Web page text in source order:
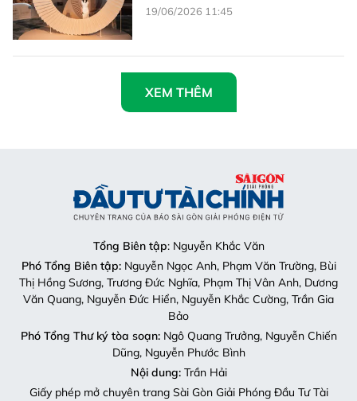
19/06/2026 11:45
XEM THÊM
Tổng Biên tập: Nguyễn Khắc Văn
Phó Tổng Biên tập:Nguyễn Ngọc Anh, Phạm Văn Trường, Bùi
Thị Hồng Sương, Trương Đức Nghĩa, Phạm Thị Vân Anh, Dương
Văn Quang, Nguyễn Đức Hiển, Nguyễn Khắc Cường, Trần Gia
Bảo
Phó Tổng Thư ký tòa soạn:Ngô Quang Trưởng, Nguyễn Chiến
Dũng, Nguyễn Phước Bình
Nội dung:Trần Hải
Giấy phép mở chuyên trang Sài Gòn Giải Phóng Đầu Tư Tài